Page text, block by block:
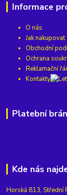
Informace
O nás
Jak nakupovat
Obchodní
Ochrana
Reklamační
Kontakty
Platební
Kde nás
Horská 813, Střední